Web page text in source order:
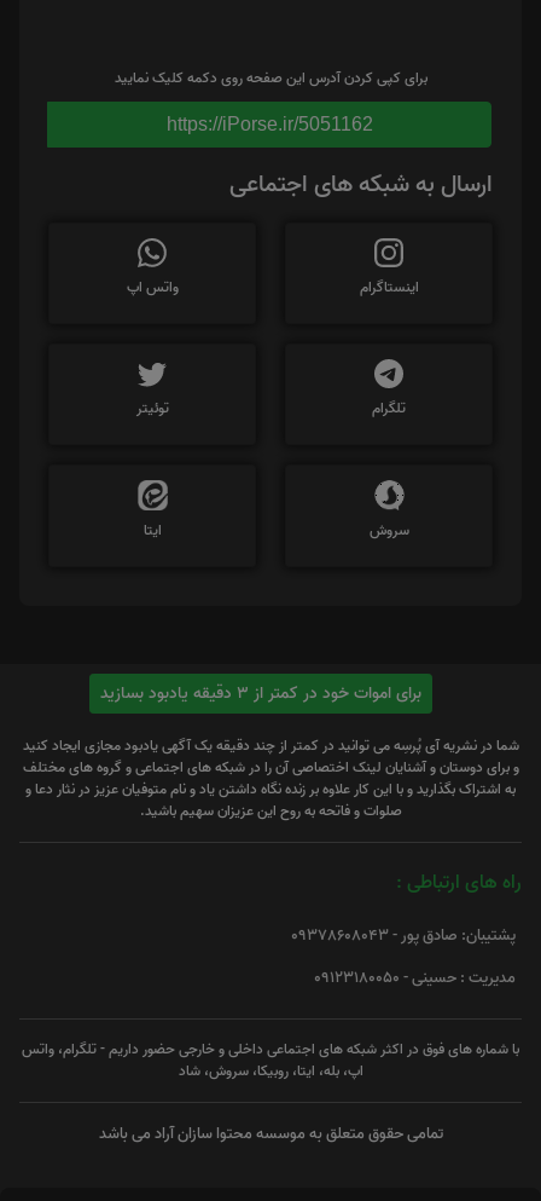
برای کپی کردن آدرس این صفحه روی دکمه کلیک نمایید
https://iPorse.ir/5051162
ارسال به شبکه های اجتماعی
اینستاگرام واتس اپ
تلگرام توئیتر
سروش ایتا
برای اموات خود در کمتر از 3 دقیقه یادبود بسازید
شما در نشریه آی پُرسِه می توانید در کمتر از چند دقیقه یک آگهی یادبود مجازی ایجاد کنید
و برای دوستان و آشنایان لینک اختصاصی آن را در شبکه های اجتماعی و گروه های مختلف
به اشتراک بگذارید و با این کار علاوه بر زنده نگاه داشتن یاد و نام متوفیان عزیز در نثار دعا و
صلوات و فاتحه به روح این عزیزان سهیم باشید.
راه های ارتباطی :
پشتیبان: صادق پور - 09378608043
مدیریت : حسینی - 09123180050
با شماره های فوق در اکثر شبکه های اجتماعی داخلی و خارجی حضور داریم - تلگرام، واتس
اپ، بله، ایتا، روبیکا، سروش، شاد
تمامی حقوق متعلق به موسسه محتوا سازان آراد می باشد